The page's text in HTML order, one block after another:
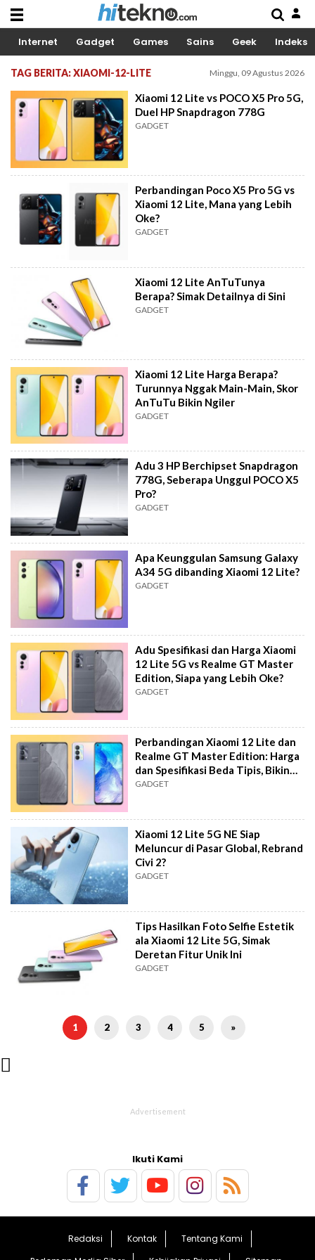
Internet Gadget Games Sains Geek Indeks
TAG BERITA: XIAOMI-12-LITE Minggu, 09 Agustus 2026
Xiaomi 12 Lite vs POCO X5 Pro 5G,
Duel HP Snapdragon 778G
GADGET
Perbandingan Poco X5 Pro 5G vs
Xiaomi 12 Lite, Mana yang Lebih
Oke?
GADGET
Xiaomi 12 Lite AnTuTunya
Berapa? Simak Detailnya di Sini
GADGET
Xiaomi 12 Lite Harga Berapa?
Turunnya Nggak Main-Main, Skor
AnTuTu Bikin Ngiler
GADGET
Adu 3 HP Berchipset Snapdragon
778G, Seberapa Unggul POCO X5
Pro?
GADGET
Apa Keunggulan Samsung Galaxy
A34 5G dibanding Xiaomi 12 Lite?
GADGET
Adu Spesifikasi dan Harga Xiaomi
12 Lite 5G vs Realme GT Master
Edition, Siapa yang Lebih Oke?
GADGET
Perbandingan Xiaomi 12 Lite dan
Realme GT Master Edition: Harga
dan Spesifikasi Beda Tipis, Bikin
Galau
GADGET
Xiaomi 12 Lite 5G NE Siap
Meluncur di Pasar Global, Rebrand
Civi 2?
GADGET
Tips Hasilkan Foto Selfie Estetik
ala Xiaomi 12 Lite 5G, Simak
Deretan Fitur Unik Ini
GADGET
1 2 3 4 5 »

Ikuti Kami
Redaksi Kontak
Tentang Kami